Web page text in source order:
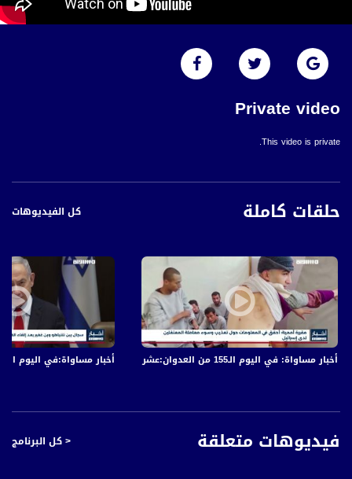
Private video
This video is private.
حلقات كاملة كل الفيديوهات
أخبار مساواة:في اليوم الـ152 من العدوان: عشرات الشهداء والجرحى في قصف الاحتلال المتواصل على قطاع غزة أخبار مساواة: في اليوم الـ155 من العدوان:عشرات الشهداء والجرحى في قصف الاحتلال المتواصل على قطاع غزة
فيديوهات متعلقة < كل البرنامج